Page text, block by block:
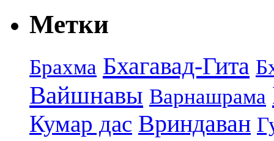
Метки
Брахма Бхагавад-Гита
Вайшнавы Варнашрама
Кумар дас Вриндаван